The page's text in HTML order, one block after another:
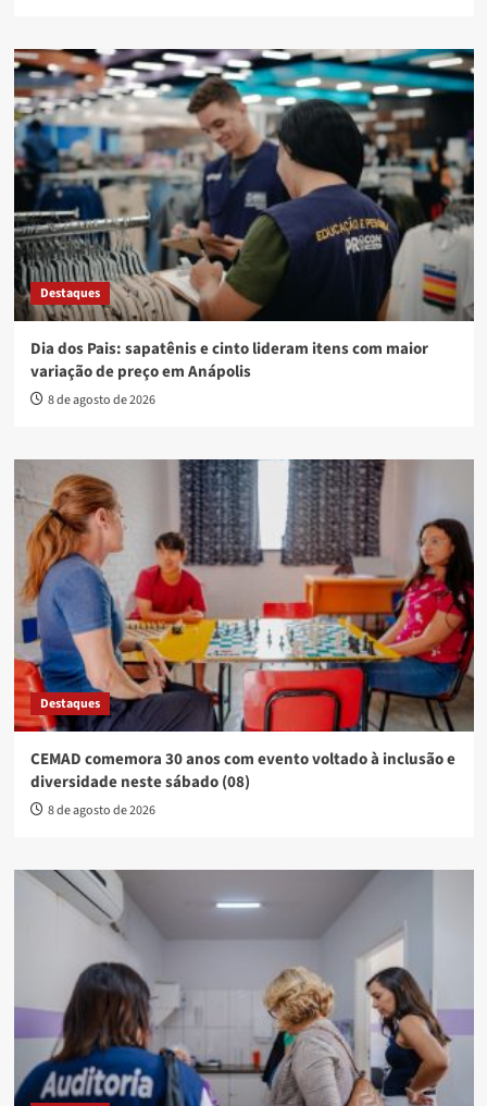
Destaques
Dia dos Pais: sapatênis e cinto lideram itens com maior
variação de preço em Anápolis
8 de agosto de 2026
Destaques
CEMAD comemora 30 anos com evento voltado à inclusão e
diversidade neste sábado (08)
8 de agosto de 2026